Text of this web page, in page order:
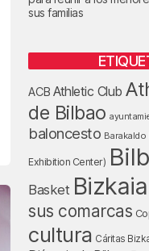
sus familias
ACB Athletic Club
de Bilbao
baloncesto Barakaldo
Exhibition Center)
Basket Bizkaia
sus comarcas
cultura Cáritas